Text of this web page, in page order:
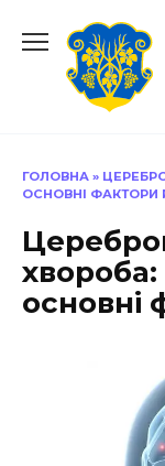
до
ГОЛОВНА »
ОСНОВНІ ФАКТОРИ
основні